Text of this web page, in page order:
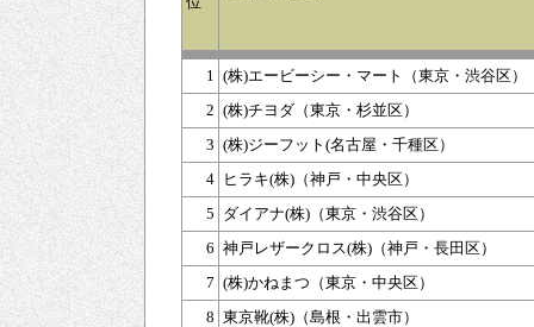
1
(株)エービーシー・マート（東京・渋谷区）
2 (株)チヨダ（東京・杉並区）
3 (株)ジーフット(名古屋・千種区）
4 ヒラキ(株)（神戸・中央区）
5 ダイアナ(株)（東京・渋谷区）
6 神戸レザークロス(株)（神戸・長田区）
7 (株)かねまつ（東京・中央区）
8 東京靴(株)（島根・出雲市）